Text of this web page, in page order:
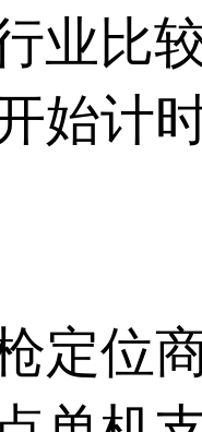
业比
始计
定位